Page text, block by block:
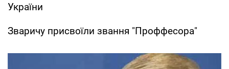
України
Зваричу присвоїли звання "Проффесора"